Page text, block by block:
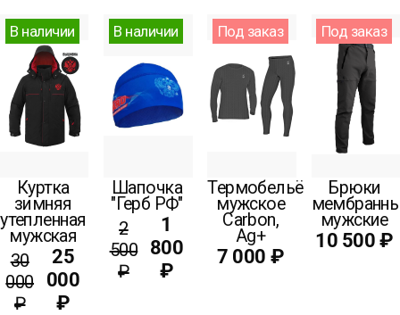
В наличии
Куртка
зимняя
утепленная
мужская
30
000
₽
25
000
₽
В наличии
Шапочка
"Герб РФ"
2
500
₽
1
800
₽
Под заказ
Термобельё
мужское
Carbon,
Ag+
7 000 ₽
Под заказ
Брюки
мужские
10 500 ₽